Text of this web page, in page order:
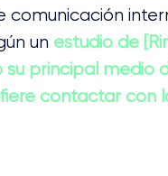
un estudio de
principal medio
contactar con